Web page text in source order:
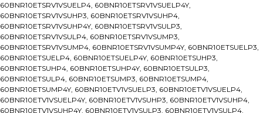
60BNR10ETSRV1VSUELP4, 60BNR10ETSRV1VSUELP4Y,
60BNR10ETSRV1VSUHP3, 60BNR10ETSRV1VSUHP4,
60BNR10ETSRV1VSUHP4Y, 60BNR10ETSRV1VSULP3,
60BNR10ETSRV1VSULP4, 60BNR10ETSRV1VSUMP3,
60BNR10ETSRV1VSUMP4, 60BNR10ETSRV1VSUMP4Y, 60BNR10ETSUELP3,
60BNR10ETSUELP4, 60BNR10ETSUELP4Y, 60BNR10ETSUHP3,
60BNR10ETSUHP4, 60BNR10ETSUHP4Y, 60BNR10ETSULP3,
60BNR10ETSULP4, 60BNR10ETSUMP3, 60BNR10ETSUMP4,
60BNR10ETSUMP4Y, 60BNR10ETV1VSUELP3, 60BNR10ETV1VSUELP4,
60BNR10ETV1VSUELP4Y, 60BNR10ETV1VSUHP3, 60BNR10ETV1VSUHP4,
60BNR10ETV1VSUHP4Y, 60BNR10ETV1VSULP3, 60BNR10ETV1VSULP4,